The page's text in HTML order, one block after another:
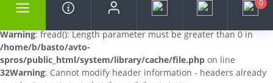
Warning: fread(): Length parameter must be greater than 0 in
/home/b/basto/avto-
spros/public_html/system/library/cache/file.php on line
32Warning: Cannot modify header information - headers already
0